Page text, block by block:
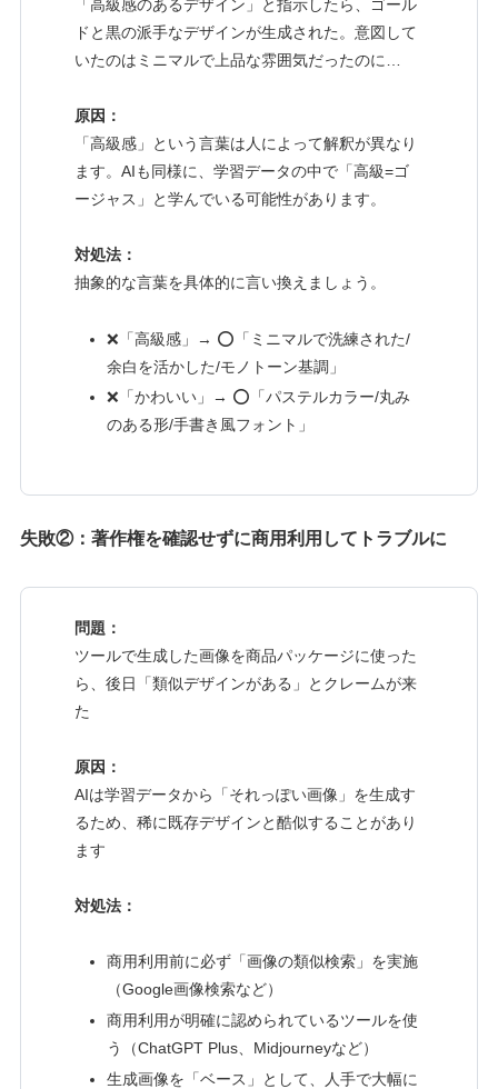
「高級感のあるデザイン」と指示したら、ゴール
ドと黒の派手なデザインが生成された。意図して
いたのはミニマルで上品な雰囲気だったのに…
原因：
「高級感」という言葉は人によって解釈が異なり
ます。AIも同様に、学習データの中で「高級=ゴ
ージャス」と学んでいる可能性があります。
対処法：
抽象的な言葉を具体的に言い換えましょう。
❌「高級感」→ ⭕「ミニマルで洗練された/
余白を活かした/モノトーン基調」
❌「かわいい」→ ⭕「パステルカラー/丸み
のある形/手書き風フォント」
失敗②：著作権を確認せずに商用利用してトラブルに
問題：
ツールで生成した画像を商品パッケージに使った
ら、後日「類似デザインがある」とクレームが来
た
原因：
AIは学習データから「それっぽい画像」を生成す
るため、稀に既存デザインと酷似することがあり
ます
対処法：
商用利用前に必ず「画像の類似検索」を実施
（Google画像検索など）
商用利用が明確に認められているツールを使
う（ChatGPT Plus、Midjourneyなど）
生成画像を「ベース」として、人手で大幅に